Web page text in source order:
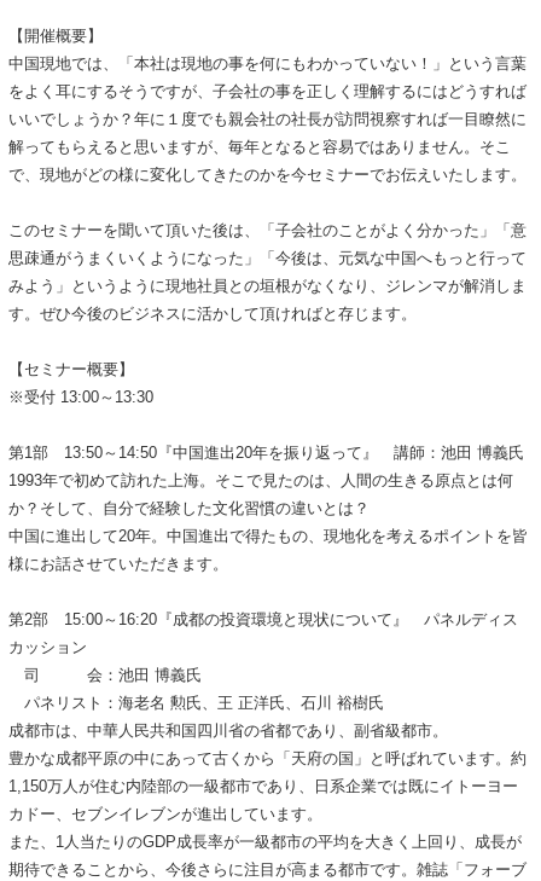
【開催概要】
中国現地では、「本社は現地の事を何にもわかっていない！」という言葉
をよく耳にするそうですが、子会社の事を正しく理解するにはどうすれば
いいでしょうか？年に１度でも親会社の社長が訪問視察すれば一目瞭然に
解ってもらえると思いますが、毎年となると容易ではありません。そこ
で、現地がどの様に変化してきたのかを今セミナーでお伝えいたします。
このセミナーを聞いて頂いた後は、「子会社のことがよく分かった」「意
思疎通がうまくいくようになった」「今後は、元気な中国へもっと行って
みよう」というように現地社員との垣根がなくなり、ジレンマが解消しま
す。ぜひ今後のビジネスに活かして頂ければと存じます。
【セミナー概要】
※受付 13:00～13:30
第1部 13:50～14:50『中国進出20年を振り返って』 講師：池田 博義氏
1993年で初めて訪れた上海。そこで見たのは、人間の生きる原点とは何
か？そして、自分で経験した文化習慣の違いとは？
中国に進出して20年。中国進出で得たもの、現地化を考えるポイントを皆
様にお話させていただきます。
第2部 15:00～16:20『成都の投資環境と現状について』 パネルディス
カッション
司 会：池田 博義氏
パネリスト：海老名 勲氏、王 正洋氏、石川 裕樹氏
成都市は、中華人民共和国四川省の省都であり、副省級都市。
豊かな成都平原の中にあって古くから「天府の国」と呼ばれています。約
1,150万人が住む内陸部の一級都市であり、日系企業では既にイトーヨー
カドー、セブンイレブンが進出しています。
また、1人当たりのGDP成長率が一級都市の平均を大きく上回り、成長が
期待できることから、今後さらに注目が高まる都市です。雑誌「フォーブ